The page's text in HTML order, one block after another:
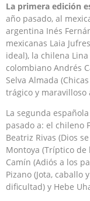
La primera edición
año pasado, al
argentina Inés
mexicanas Laia
ideal), la chilena
colombiano Andrés
Selva Almada
trágico y
La segunda
pasado a: el chileno
Beatriz Rivas (Dios
Montoya (Tríptico
Camín (Adiós a los
Pizano (Jota, caballo
dificultad) y Hebe